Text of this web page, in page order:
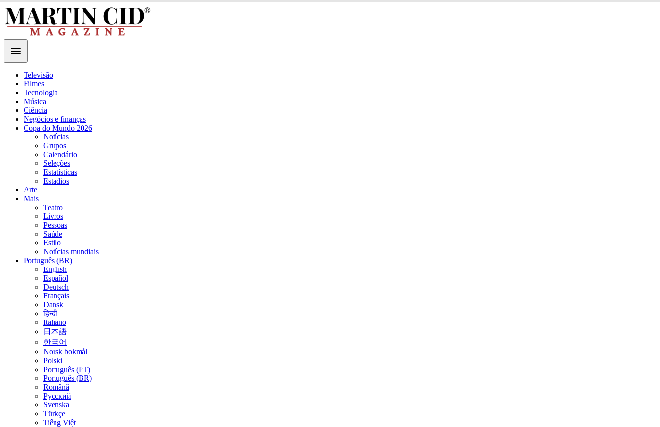
Televisão
Filmes
Tecnologia
Música
Ciência
Negócios e finanças
Copa do Mundo 2026
Notícias
Grupos
Calendário
Seleções
Estatísticas
Estádios
Arte
Mais
Teatro
Livros
Pessoas
Saúde
Estilo
Notícias mundiais
Português (BR)
English
Español
Deutsch
Français
Dansk
हिन्दी
Italiano
日本語
한국어
Norsk bokmål
Polski
Português (PT)
Português (BR)
Română
Русский
Svenska
Türkçe
Tiếng Việt